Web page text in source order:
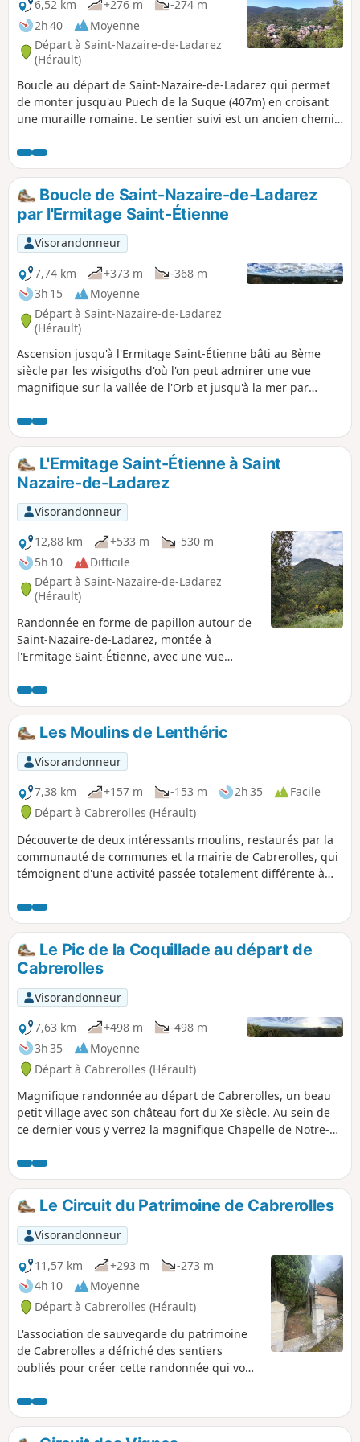
6,52 km +276 m
-274 m
2h 40
Moyenne
Départ à Saint-Nazaire-de-Ladarez
(Hérault)
Boucle au départ de Saint-Nazaire-de-Ladarez qui permet
de monter jusqu'au Puech de la Suque (407m) en croisant
une muraille romaine. Le sentier suivi est un ancien chemin
Wisigoths permet d'admirer plusieurs vestiges et des
panoramas intéressants.
Boucle de Saint-Nazaire-de-Ladarez
par l'Ermitage Saint-Étienne
Visorandonneur
7,74 km
+373 m
-368 m
3h 15
Moyenne
Départ à Saint-Nazaire-de-Ladarez
(Hérault)
Ascension jusqu'à l'Ermitage Saint-Étienne bâti au 8ème
siècle par les wisigoths d'où l'on peut admirer une vue
magnifique sur la vallée de l'Orb et jusqu'à la mer par
garrigue et les sapins.
L'Ermitage Saint-Étienne à Saint
Nazaire-de-Ladarez
Visorandonneur
12,88 km
+533 m
-530 m
5h 10
Difficile
Départ à Saint-Nazaire-de-Ladarez
(Hérault)
Randonnée en forme de papillon autour de
Saint-Nazaire-de-Ladarez, montée à
l'Ermitage Saint-Étienne, avec une vue
Pyrénées, puis le long du Ruisseau du
Crouzet.
Les Moulins de Lenthéric
Visorandonneur
7,38 km
+157 m -153 m 2h 35
Facile
Départ à Cabrerolles (Hérault)
Découverte de deux intéressants moulins, restaurés par la
communauté de communes et la mairie de Cabrerolles, qui
témoignent d'une activité passée totalement différente à
environnement essentiellement viticole.
Le Pic de la Coquillade au départ de
Cabrerolles
Visorandonneur
7,63 km
+498 m
-498 m
3h 35
Moyenne
Départ à Cabrerolles (Hérault)
Magnifique randonnée au départ de Cabrerolles, un beau
petit village avec son château fort du Xe siècle. Au sein de
ce dernier vous y verrez la magnifique Chapelle de Notre-
un sentier botanique sur les différentes espèces végétales
et autres, très ludique pour les enfants. Enfin, au sommet
du Pic de la Coquillade, vous avez une vue splendide à 360°
sur le Caroux, la Mer Méditerranée, les Pyrénées.
Le Circuit du Patrimoine de Cabrerolles
Visorandonneur
11,57 km
+293 m
-273 m
4h 10
Moyenne
Départ à Cabrerolles (Hérault)
L'association de sauvegarde du patrimoine
de Cabrerolles a défriché des sentiers
oubliés pour créer cette randonnée qui vous
emblématiques de l'histoire de ce territoire :
la Chapelle de La Liquière, les Moulins de
Lenthéric et une stèle en hommage à un